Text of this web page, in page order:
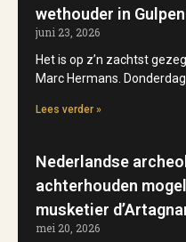
wethouder in
juni 23, 2026
Het is op z’n zachtst
Marc Hermans.
Lees verder »
Nederlandse
achterhouden
musketier
mei 20, 2026